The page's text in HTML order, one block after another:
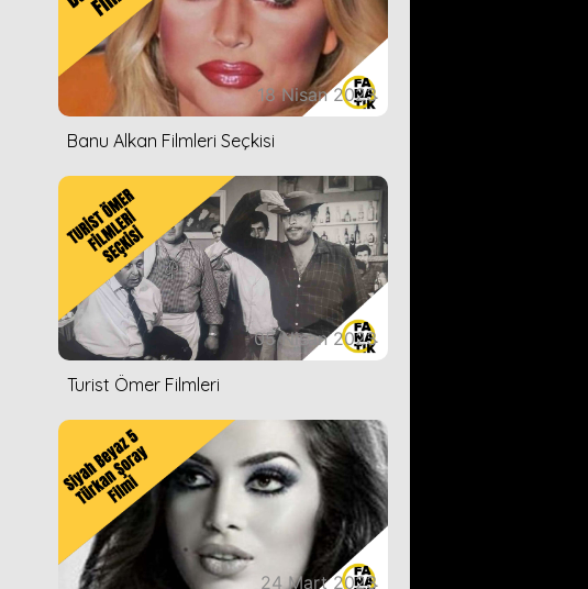
18 Nisan 2023
Banu Alkan Filmleri Seçkisi
05 Nisan 2023
Turist Ömer Filmleri
24 Mart 2023